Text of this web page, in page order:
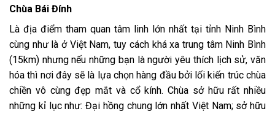
Chùa Bái Đính
Là địa điểm tham quan tâm linh lớn nhất tại tỉnh Ninh Bình
cùng như là ở Việt Nam, tuy cách khá xa trung tâm Ninh Bình
(15km) nhưng nếu những bạn là người yêu thích lịch sử, văn
hóa thì nơi đây sẽ là lựa chọn hàng đầu bởi lối kiến trúc chùa
chiền vô cùng đẹp mắt và cổ kính. Chùa sở hữu rất nhiều
những kỉ lục như: Đại hồng chung lớn nhất Việt Nam; sở hữu